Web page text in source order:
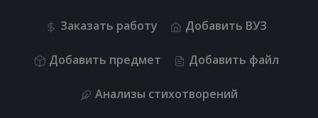
Заказать работу Добавить ВУЗ
Добавить предмет Добавить файл
Анализы стихотворений